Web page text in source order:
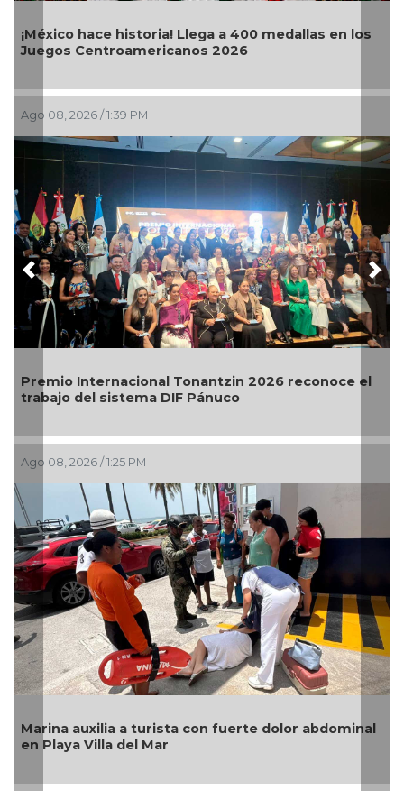
hace historia! Llega a 400 medallas en los
Centroamericanos 2026
2026 / 1:39 PM
Internacional Tonantzin 2026 reconoce el
del sistema DIF Pánuco
2026 / 1:25 PM
auxilia a turista con fuerte dolor abdominal
Villa del Mar
Catean
Previous